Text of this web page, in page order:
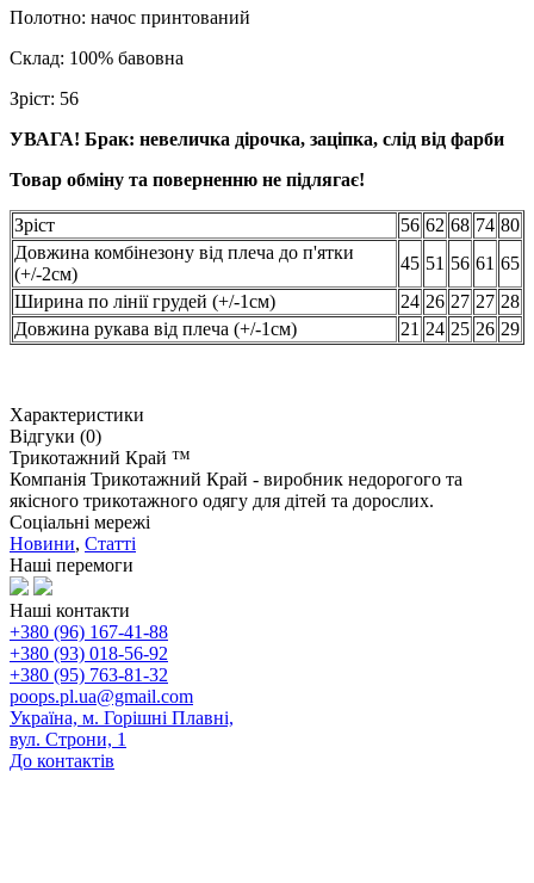
Полотно: начос принтований
Склад: 100% бавовна
Зріст: 56
УВАГА! Брак: невеличка дірочка, заціпка, слід від фарби
Товар обміну та поверненню не підлягає!
Зріст 56 62 68 74 80
Довжина комбінезону від плеча до п'ятки
(+/-2см)
45 51 56 61 65
Ширина по лінії грудей (+/-1см)
24 26 27 27 28
Довжина рукава від плеча (+/-1см)
21 24 25 26 29
Характеристики
Відгуки (0)
Трикотажний Край ™
Компанія Трикотажний Край - виробник недорогого та
якісного трикотажного одягу для дітей та дорослих.
Соціальні мережі
Новини, Статті
Наші перемоги
Наші контакти
+380 (96) 167-41-88
+380 (93) 018-56-92
+380 (95) 763-81-32
poops.pl.ua@gmail.com
Україна, м. Горішні Плавні,
вул. Строни, 1
До контактів